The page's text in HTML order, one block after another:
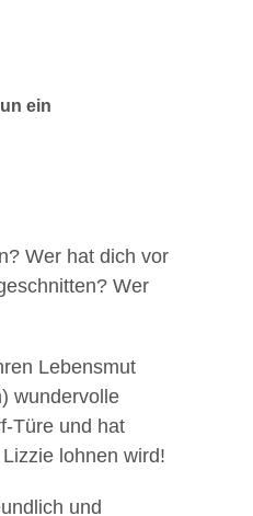
ein
Wer hat dich vor
Wer
Lebensmut
wundervolle
Türe und hat
lohnen wird!
und